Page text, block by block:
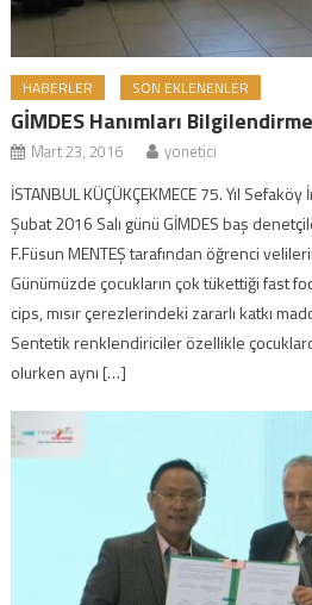
HABERLER SON EKLENENLER
GİMDES Hanımları
Mart 23, 2016 yonetici
İSTANBUL KÜÇÜKÇEKMECE 75. Yıl
Şubat 2016 Salı günü GİMDES baş
F.Füsun MENTEŞ tarafından öğrenci
Günümüzde çocukların çok tükettiği fast
cips, mısır çerezlerindeki zararlı katkı
Sentetik renklendiriciler özellikle
olurken aynı […]